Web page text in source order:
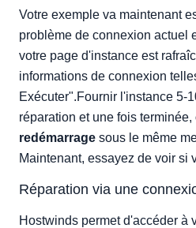
Votre exemple va maintenant
problème de connexion actuel
votre page d'instance est
informations de connexion
Exécuter".Fournir l'instance 5-
réparation et une fois terminée,
redémarrage sous le même
Maintenant, essayez de voir si
Réparation via une
Hostwinds permet d'accéder à